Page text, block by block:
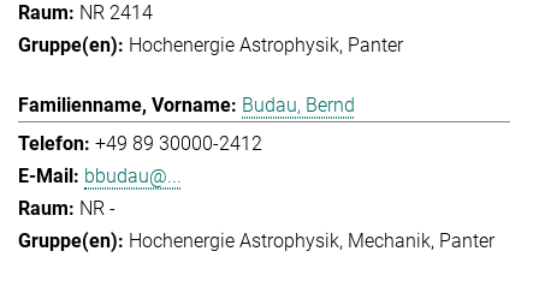
NR 2414
Hochenergie Astrophysik Panter
Budau, Bernd
+49 89 30000-2412
bbudau@...
NR -
Hochenergie Astrophysik Mechanik Panter